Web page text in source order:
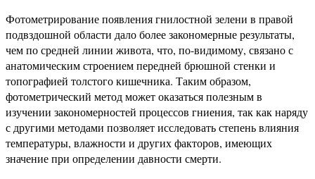
Фотометрирование появления гнилостной зелени в правой
подвздошной области дало более закономерные результаты,
чем по средней линии живота, что, по-видимому, связано с
анатомическим строением передней брюшной стенки и
топографией толстого кишечника. Таким образом,
фотометрический метод может оказаться полезным в
изучении закономерностей процессов гниения, так как наряду
с другими методами позволяет исследовать степень влияния
температуры, влажности и других факторов, имеющих
значение при определении давности смерти.